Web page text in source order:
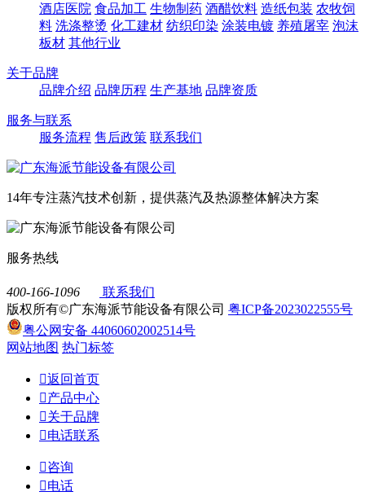
酒店医院 食品加工 生物制药 酒醋饮料 造纸包装 农牧饲
料 洗涤整烫 化工建材 纺织印染 涂装电镀 养殖屠宰 泡沫
板材 其他行业
关于品牌
品牌介绍 品牌历程 生产基地 品牌资质
服务与联系
服务流程 售后政策 联系我们
14年专注蒸汽技术创新，提供蒸汽及热源整体解决方案
服务热线
400-166-1096
联系我们
版权所有©广东海派节能设备有限公司 粤ICP备2023022555号
粤公网安备 44060602002514号
网站地图 热门标签
返回首页
产品中心
关于品牌
电话联系
咨询
电话